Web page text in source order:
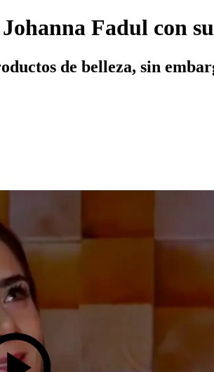
Fadul con
de belleza, sin